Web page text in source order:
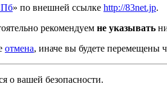
» по внешней ссылке http://83net.jp.
рекомендуем не указывать
отмена, иначе вы будете перемещены
о вашей безопасности.